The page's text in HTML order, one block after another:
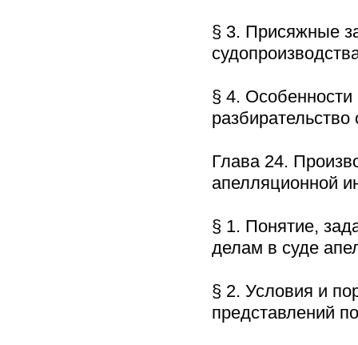
§ 3. Присяжные
§ 4. Особенности
Глава 24.
апелляционной
§ 1. Понятие,
делам в суде
§ 2. Условия и
представлений